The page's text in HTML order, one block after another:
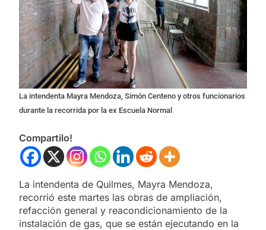
La intendenta Mayra Mendoza, Simón Centeno y otros funcionarios
durante la recorrida por la ex Escuela Normal
Compartilo!
La intendenta de Quilmes, Mayra Mendoza,
recorrió este martes las obras de ampliación,
refacción general y reacondicionamiento de la
instalación de gas, que se están ejecutando en la